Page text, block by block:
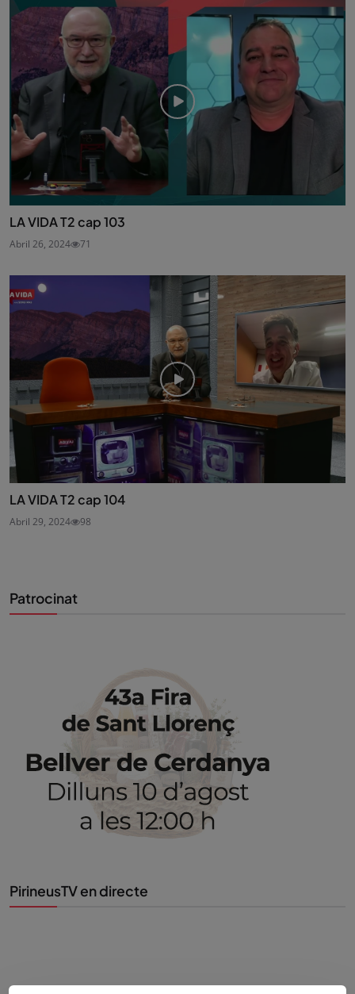
LA VIDA T2 cap 103
Abril 26, 2024 71
LA VIDA T2 cap 104
Abril 29, 2024 98
Patrocinat
PirineusTV en directe